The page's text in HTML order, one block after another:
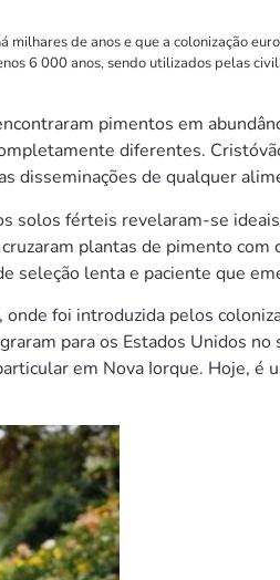
de anos e que a colonização
6 000 anos, sendo utilizados pelas
pimentos em
diferentes.
disseminações de qualquer
solos férteis revelaram-se
plantas de pimento com
seleção lenta e paciente que
foi introduzida pelos
para os Estados Unidos no
em Nova Iorque. Hoje, é